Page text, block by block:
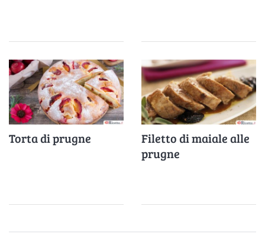
Torta di prugne
Filetto di maiale alle
prugne